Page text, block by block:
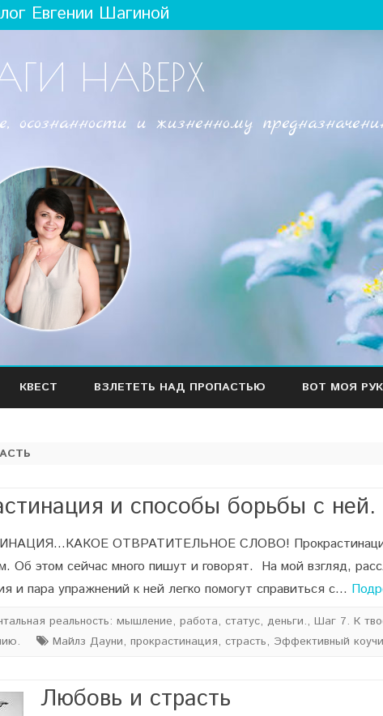
Евгении Шагиной
НАВЕРХ
осознанности и жизненному
КВЕСТ ВЗЛЕТЕТЬ НАД ПРОПАСТЬЮ ВОТ МОЯ
и способы борьбы с ней.
ОТВРАТИТЕЛЬНОЕ СЛОВО! Прокрастинация
Об этом сейчас много пишут и говорят. На мой взгляд,
и пара упражнений к ней легко помогут справиться с…
реальность: мышление, работа, статус, деньги., Шаг 7. К
Майлз Дауни, прокрастинация, страсть, Эффективный
Любовь и страсть